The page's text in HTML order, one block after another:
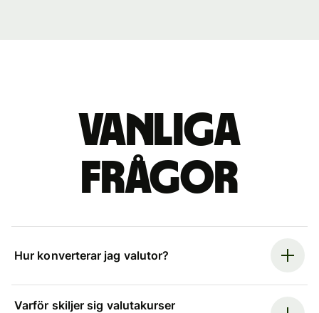
Vanliga
frågor
Hur konverterar jag valutor?
Varför skiljer sig valutakurser